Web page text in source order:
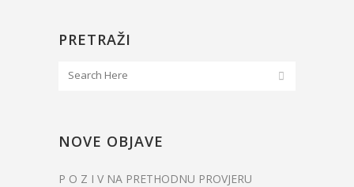
PRETRAŽI
NOVE OBJAVE
P O Z I V NA PRETHODNU PROVJERU